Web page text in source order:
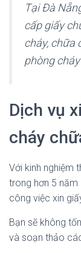
Tại Đà
cấp giấy
cháy, chữa
phòng
Dịch vụ
cháy
Với kinh nghiệm
trong hơn 5 năm
công việc xin
Bạn sẽ không
và soạn thảo